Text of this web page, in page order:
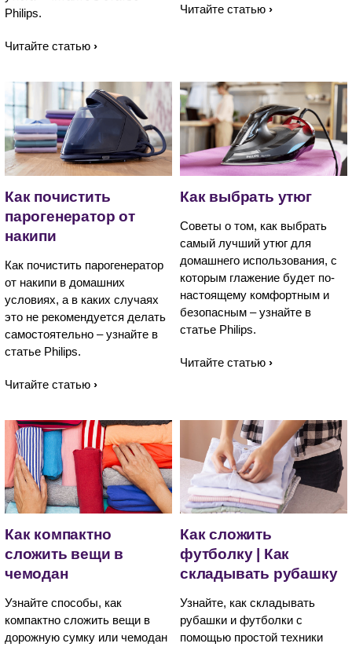
Philips.
Читайте статью
Читайте статью
Как почистить
парогенератор от
накипи
Как почистить парогенератор
от накипи в домашних
условиях, а в каких случаях
это не рекомендуется делать
самостоятельно – узнайте в
статье Philips.
Читайте статью
Как выбрать утюг
Советы о том, как выбрать
самый лучший утюг для
домашнего использования, с
которым глажение будет по-
настоящему комфортным и
безопасным – узнайте в
статье Philips.
Читайте статью
Как компактно
сложить вещи в
чемодан
Узнайте способы, как
компактно сложить вещи в
дорожную сумку или чемодан
Как сложить
футболку | Как
складывать рубашку
Узнайте, как складывать
рубашки и футболки с
помощью простой техники